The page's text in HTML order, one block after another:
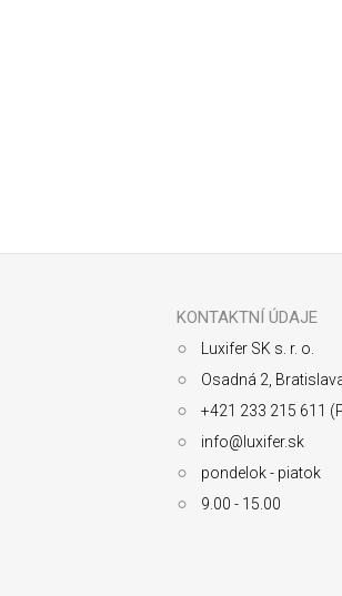
KONTAKTNÍ ÚDAJE
Luxifer SK s. r. o.
Osadná 2,
+421 233 215 611
info@luxifer.sk
pondelok - piatok
9.00 - 15.00